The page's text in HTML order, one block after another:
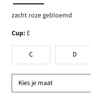
zacht roze gebloemd
Cup: E
C D
Kies je maat